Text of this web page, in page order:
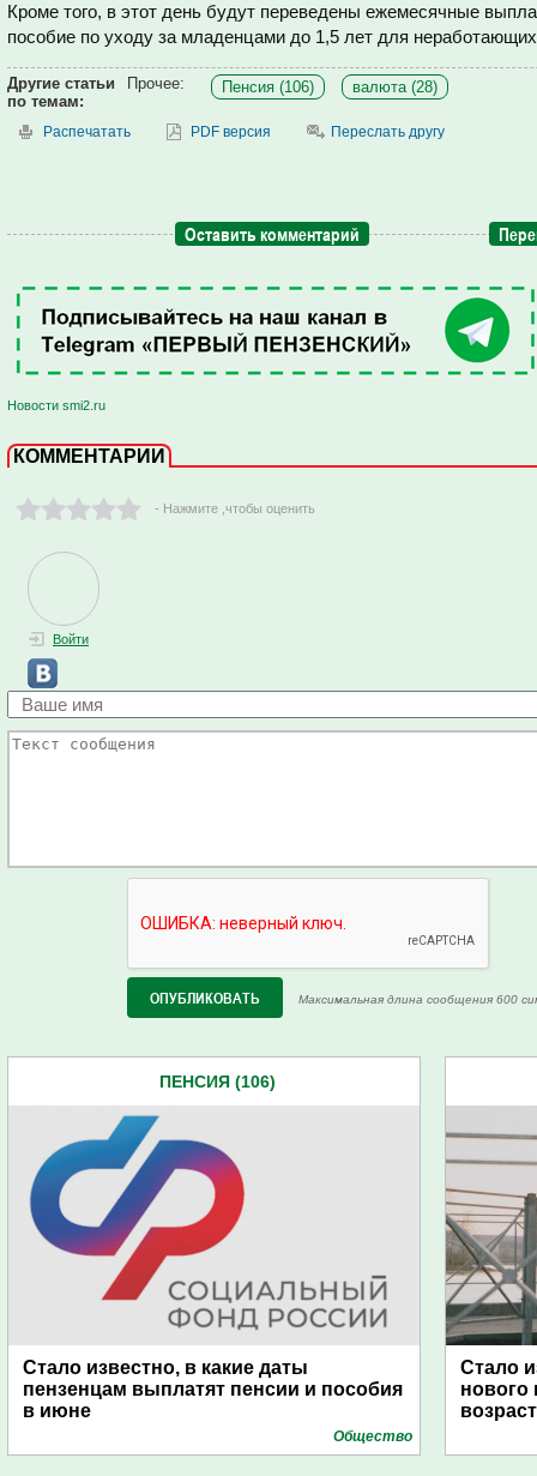
Кроме того, в этот день будут переведены ежемесячные
пособие по уходу за младенцами до 1,5 лет для
Другие статьи
по темам:
Прочее: Пенсия (106) валюта (28)
Распечатать PDF версия Переслать другу
Оставить комментарий
Новости smi2.ru
КОММЕНТАРИИ
- Нажмите ,чтобы оценить
Войти
Максимальная длина сообщения 600
ПЕНСИЯ (106)
Стало известно, в какие даты
пензенцам выплатят пенсии и пособия
в июне
Общество
Стало
нового